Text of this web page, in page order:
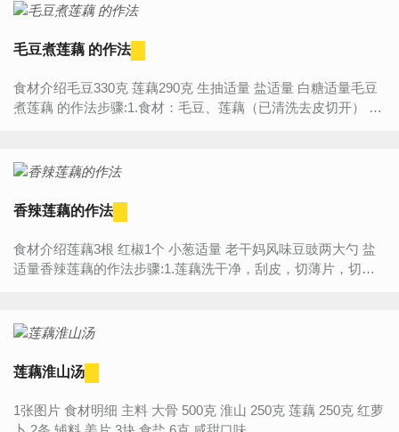
毛豆煮莲藕 的作法
食材介绍毛豆330克 莲藕290克 生抽适量 盐适量 白糖适量毛豆
煮莲藕 的作法步骤:1.食材：毛豆、莲藕（已清洗去皮切开） 2.
香辣莲藕的作法
食材介绍莲藕3根 红椒1个 小葱适量 老干妈风味豆豉两大勺 盐
适量香辣莲藕的作法步骤:1.莲藕洗干净，刮皮，切薄片，切好
莲藕淮山汤
1张图片 食材明细 主料 大骨 500克 淮山 250克 莲藕 250克 红萝